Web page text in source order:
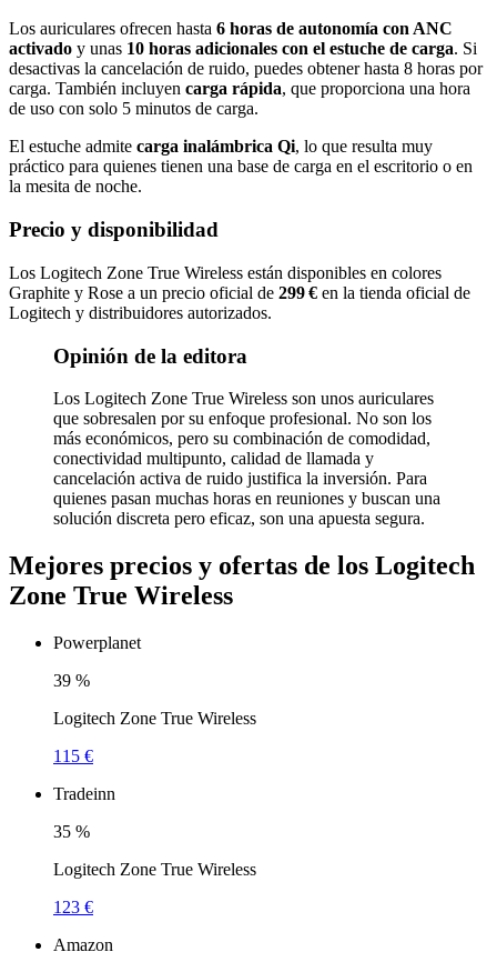
Los auriculares ofrecen hasta 6 horas de autonomía con ANC
activado y unas 10 horas adicionales con el estuche de carga. Si
desactivas la cancelación de ruido, puedes obtener hasta 8 horas por
carga. También incluyen carga rápida, que proporciona una hora
de uso con solo 5 minutos de carga.
El estuche admite carga inalámbrica Qi, lo que resulta muy
práctico para quienes tienen una base de carga en el escritorio o en
la mesita de noche.
Precio y disponibilidad
Los Logitech Zone True Wireless están disponibles en colores
Graphite y Rose a un precio oficial de 299 € en la tienda oficial de
Logitech y distribuidores autorizados.
Opinión de la editora
Los Logitech Zone True Wireless son unos auriculares
que sobresalen por su enfoque profesional. No son los
más económicos, pero su combinación de comodidad,
conectividad multipunto, calidad de llamada y
cancelación activa de ruido justifica la inversión. Para
quienes pasan muchas horas en reuniones y buscan una
solución discreta pero eficaz, son una apuesta segura.
Mejores precios y ofertas de los Logitech
Zone True Wireless
Powerplanet
39 %
Logitech Zone True Wireless
115 €
Tradeinn
35 %
Logitech Zone True Wireless
123 €
Amazon